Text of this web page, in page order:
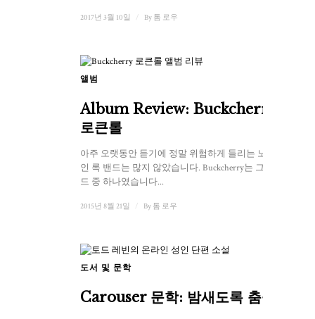
2017년 3월 10일 By 톰 로우
앨범
Album Review: Buckcherry –
로큰롤
아주 오랫동안 듣기에 정말 위험하게 들리는 노골적
인 록 밴드는 많지 않았습니다. Buckcherry는 그런 밴
드 중 하나였습니다...
2015년 8월 21일 By 톰 로우
도서 및 문학
Carouser 문학: 밤새도록 춤을